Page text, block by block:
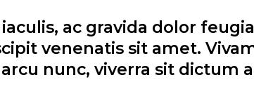
ac gravida dolor
venenatis sit amet.
nunc, viverra sit dictum